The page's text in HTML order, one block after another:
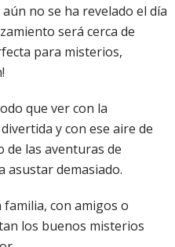
aún no se ha revelado el día
será cerca de
para misterios,
que ver con la
y con ese aire de
las aventuras de
asustar demasiado.
familia, con amigos o
los buenos misterios